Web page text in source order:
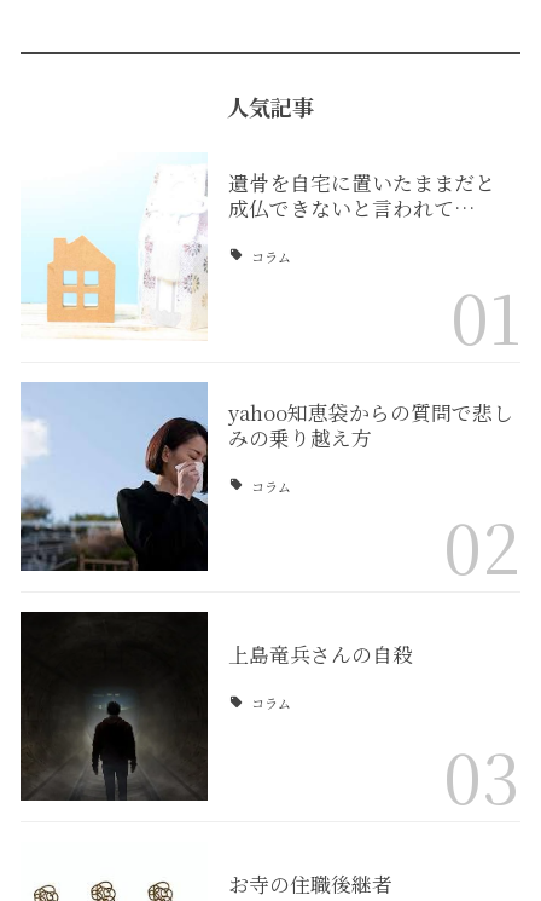
人気記事
遺骨を自宅に置いたままだと
成仏できないと言われて…
コラム
01
yahoo知恵袋からの質問で悲し
みの乗り越え方
コラム
02
上島竜兵さんの自殺
コラム
03
お寺の住職後継者